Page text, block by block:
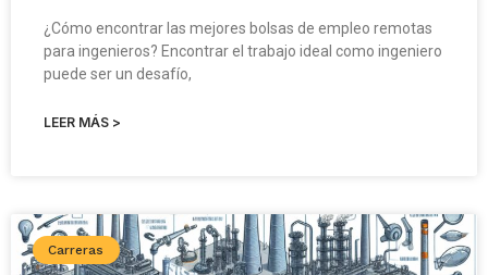
¿Cómo encontrar las mejores bolsas de empleo remotas
para ingenieros? Encontrar el trabajo ideal como ingeniero
puede ser un desafío,
LEER MÁS >
Carreras